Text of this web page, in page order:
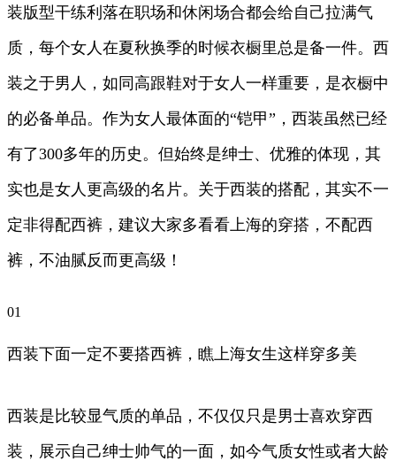
装版型干练利落在职场和休闲场合都会给自己拉满气
质，每个女人在夏秋换季的时候衣橱里总是备一件。西
装之于男人，如同高跟鞋对于女人一样重要，是衣橱中
的必备单品。作为女人最体面的“铠甲”，西装虽然已经
有了300多年的历史。但始终是绅士、优雅的体现，其
实也是女人更高级的名片。关于西装的搭配，其实不一
定非得配西裤，建议大家多看看上海的穿搭，不配西
裤，不油腻反而更高级！
01
西装下面一定不要搭西裤，瞧上海女生这样穿多美
西装是比较显气质的单品，不仅仅只是男士喜欢穿西
装，展示自己绅士帅气的一面，如今气质女性或者大龄